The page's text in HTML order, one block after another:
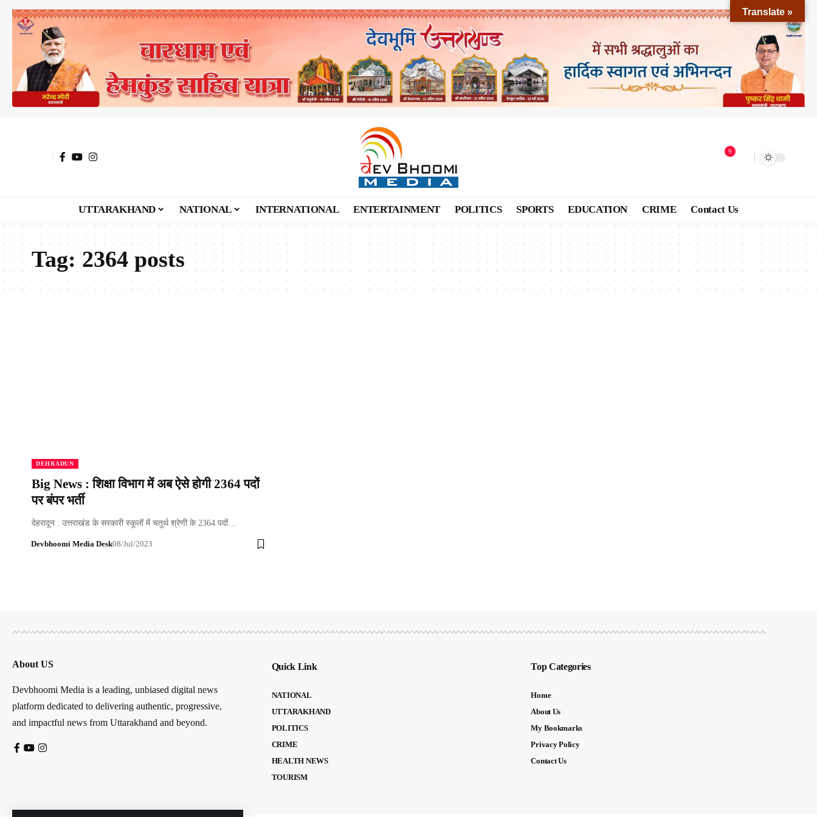
9
UTTARAKHAND NATIONAL INTERNATIONAL ENTERTAINMENT POLITICS SPORTS EDUCATION CRIME Contact Us
Tag:2364 posts
DEHRADUN
Big News : शिक्षा विभाग में अब ऐसे होगी 2364 पदों
पर बंपर भर्ती
देहरादून : उत्तराखंड के सरकारी स्कूलों में चतुर्थ श्रेणी के 2364 पदों…
Devbhoomi Media Desk08/Jul/2023
About US
Devbhoomi Media is a leading, unbiased digital news
platform dedicated to delivering authentic, progressive,
and impactful news from Uttarakhand and beyond.
Quick Link
NATIONAL
UTTARAKHAND
POLITICS
CRIME
HEALTH NEWS
TOURISM
Top Categories
Home
About Us
My Bookmarks
Privacy Policy
Contact Us
Translate »